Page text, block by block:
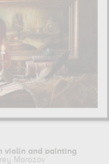
violin and painting
Morozov